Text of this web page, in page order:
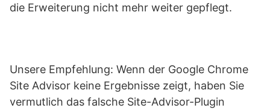
die Erweiterung nicht mehr weiter gepflegt.
Unsere Empfehlung: Wenn der Google Chrome
Site Advisor keine Ergebnisse zeigt, haben Sie
vermutlich das falsche Site-Advisor-Plugin